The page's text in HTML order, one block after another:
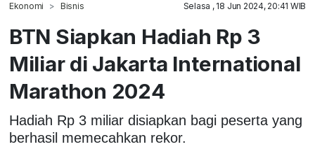
Ekonomi Bisnis Selasa , 18 Jun 2024, 20:41 WIB
BTN Siapkan Hadiah Rp 3
Miliar di Jakarta International
Marathon 2024
Hadiah Rp 3 miliar disiapkan bagi peserta yang
berhasil memecahkan rekor.